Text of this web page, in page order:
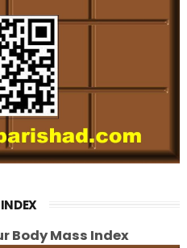
Body Mass Index